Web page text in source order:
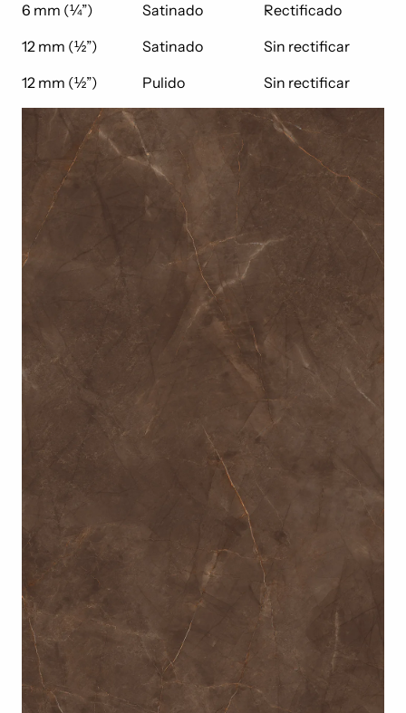
6 mm (¼”) Satinado
Rectificado
12 mm (½”)
Satinado
Sin rectificar
12 mm (½”)
Pulido Sin rectificar